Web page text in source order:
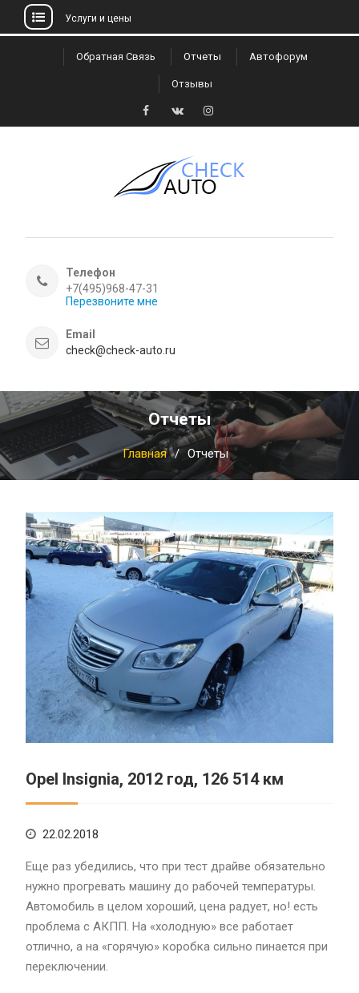
Услуги и цены
Обратная Связь Отчеты Автофорум
Отзывы
Facebook
VK Instagram
Телефон
+7(495)968-47-31
Перезвоните мне
Email
check@check-auto.ru
Отчеты
Главная Отчеты
Opel Insignia, 2012 год, 126 514 км
22.02.2018
Еще раз убедились, что при тест драйве обязательно
нужно прогревать машину до рабочей температуры.
Автомобиль в целом хороший, цена радует, но! есть
проблема с АКПП. На «холодную» все работает
отлично, а на «горячую» коробка сильно пинается при
переключении.